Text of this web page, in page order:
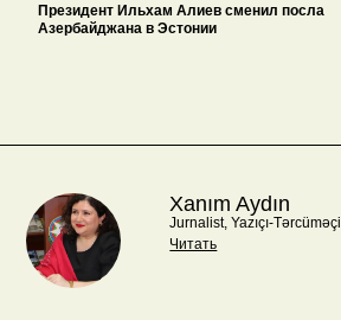
Президент Ильхам Алиев сменил посла
Азербайджана в Эстонии
Xanım Aydın
Jurnalist, Yazıçı-Tərcüməçi
Читать